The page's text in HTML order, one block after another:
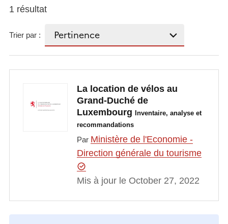
1 résultat
Trier par :
La location de vélos au
Grand-Duché de
Luxembourg
Inventaire, analyse et
recommandations
Par Ministère de l'Economie -
Direction générale du tourisme
Mis à jour le October 27, 2022